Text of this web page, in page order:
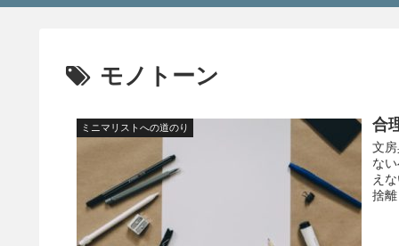
モノトーン
ミニマリストへの道のり 合
文
な
え
捨